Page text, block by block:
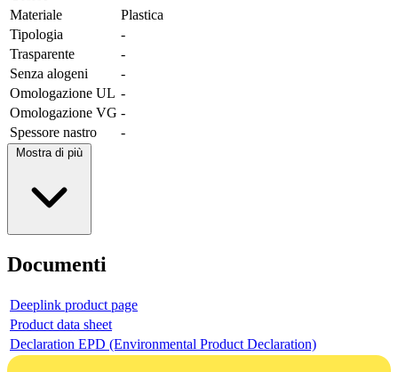
Materiale
Plastica
Tipologia
-
Trasparente
-
Senza alogeni
-
Omologazione UL -
Omologazione VG -
Spessore nastro
-
Mostra di più
Documenti
Deeplink product page
Product data sheet
Declaration EPD (Environmental Product Declaration)